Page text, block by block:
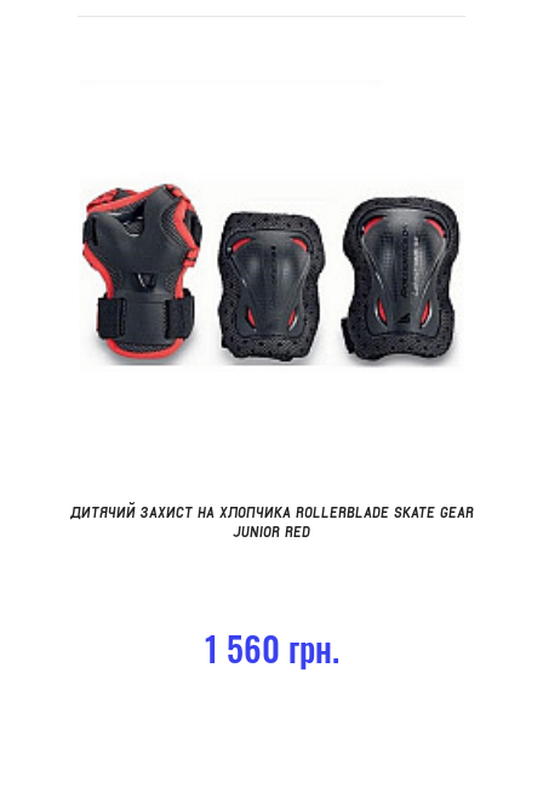
ДИТЯЧИЙ ЗАХИСТ НА ХЛОПЧИКА ROLLERBLADE SKATE GEAR
JUNIOR RED
1 560 грн.